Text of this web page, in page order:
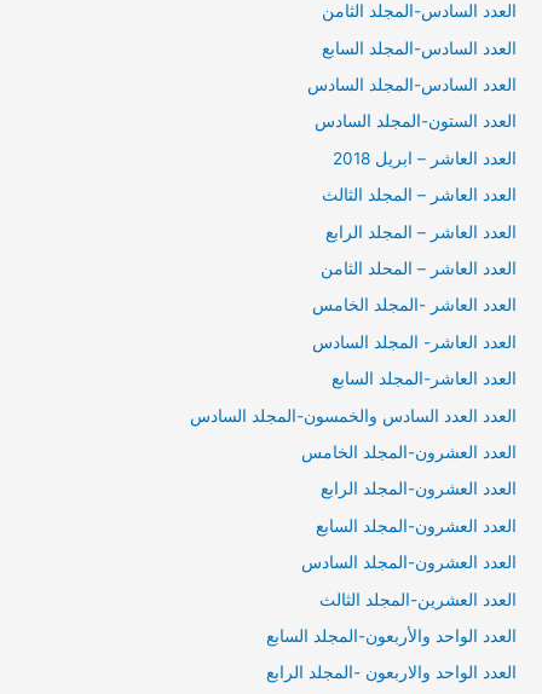
العدد السادس-المجلد الثامن
العدد السادس-المجلد السابع
العدد السادس-المجلد السادس
العدد الستون-المجلد السادس
العدد العاشر – ابريل 2018
العدد العاشر – المجلد الثالث
العدد العاشر – المجلد الرابع
العدد العاشر – المحلد الثامن
العدد العاشر -المجلد الخامس
العدد العاشر- المجلد السادس
العدد العاشر-المجلد السابع
العدد العدد السادس والخمسون-المجلد السادس
العدد العشرون-المجلد الخامس
العدد العشرون-المجلد الرابع
العدد العشرون-المجلد السابع
العدد العشرون-المجلد السادس
العدد العشرين-المجلد الثالث
العدد الواحد والأربعون-المجلد السابع
العدد الواحد والاربعون -المجلد الرابع